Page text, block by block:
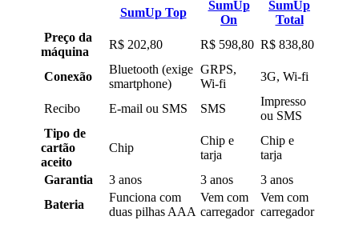
SumUp Top
SumUp
On
SumUp
Total
Preço da
máquina
R$ 202,80 R$ 598,80 R$ 838,80
Conexão
Bluetooth (exige
smartphone)
GRPS,
Wi-fi
3G, Wi-fi
Recibo E-mail ou SMS SMS
Impresso
ou SMS
Tipo de
cartão
aceito
Chip
Chip e
tarja
Chip e
tarja
Garantia
3 anos 3 anos
3 anos
Bateria
Funciona com
duas pilhas AAA
Vem com
carregador
Vem com
carregador